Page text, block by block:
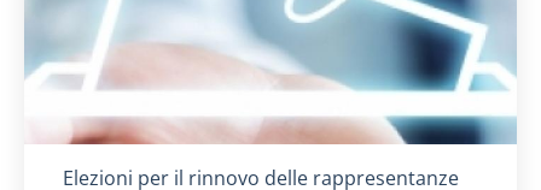
Titolo card:
Elezioni per il rinnovo delle rappresentanze